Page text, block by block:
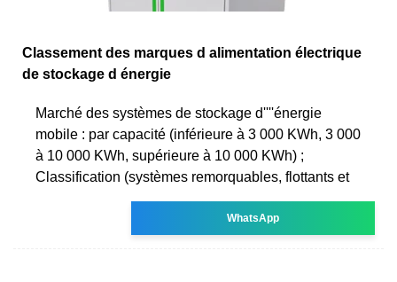
Classement des marques d alimentation électrique
de stockage d énergie
Marché des systèmes de stockage d''''énergie
mobile : par capacité (inférieure à 3 000 KWh, 3 000
à 10 000 KWh, supérieure à 10 000 KWh) ;
Classification (systèmes remorquables, flottants et
WhatsApp